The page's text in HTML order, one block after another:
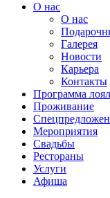
О нас
О нас
Галерея
Новости
Карьера
Контакты
Программа
Проживание
Мероприятия
Свадьбы
Рестораны
Услуги
Афиша